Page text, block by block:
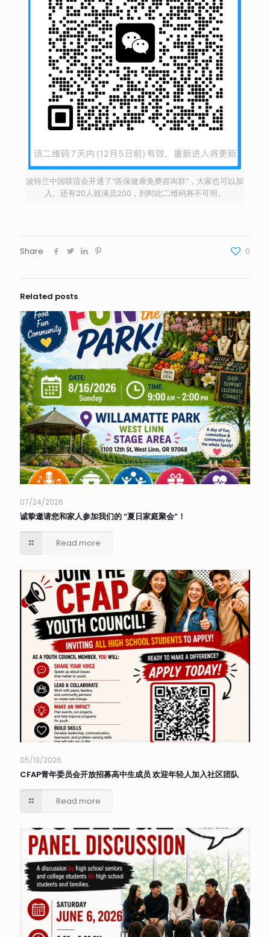
波特兰中国联谊会开通了“医保健康免费咨询群”，大家也可以加
入。还有20人就满员200，到时此二维码将不可用。
Share 0
Related posts
07/24/2026
诚挚邀请您和家人参加我们的 “夏日家庭聚会”！
Read more
05/13/2026
CFAP青年委员会开放招募高中生成员 欢迎年轻人加入社区团队
Read more